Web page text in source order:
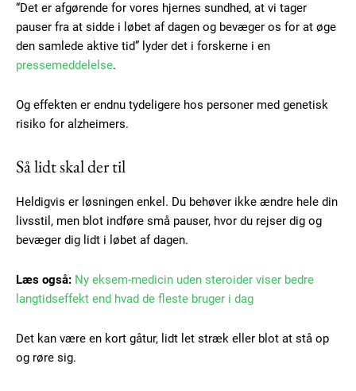
Subscription Plans
Free limited access
Gratis / forever
Etiam est nibh, lobortis sit
Praesent euismod ac
“Det er afgørende for vores hjernes sundhed, at vi tager
pauser fra at sidde i løbet af dagen og bevæger os for at øge
den samlede aktive tid” lyder det i forskerne i en
pressemeddelelse.
Og effekten er endnu tydeligere hos personer med genetisk
risiko for alzheimers.
Så lidt skal der til
Heldigvis er løsningen enkel. Du behøver ikke ændre hele din
livsstil, men blot indføre små pauser, hvor du rejser dig og
bevæger dig lidt i løbet af dagen.
Læs også: Ny eksem-medicin uden steroider viser bedre
langtidseffekt end hvad de fleste bruger i dag
Det kan være en kort gåtur, lidt let stræk eller blot at stå op
og røre sig.